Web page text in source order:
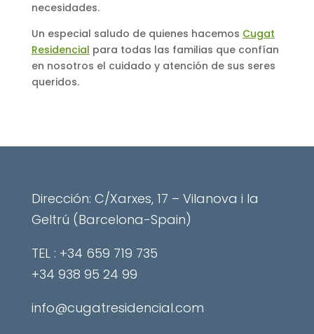
necesidades.
Un especial saludo de quienes hacemos Cugat
Residencial para todas las familias que confían
en nosotros el cuidado y atención de sus seres
queridos.
Dirección: C/Xarxes, 17 – Vilanova i la
Geltrú (Barcelona-Spain)
​TEL : +34 659 719 735
+34 938 95 24 99
info@cugatresidencial.com